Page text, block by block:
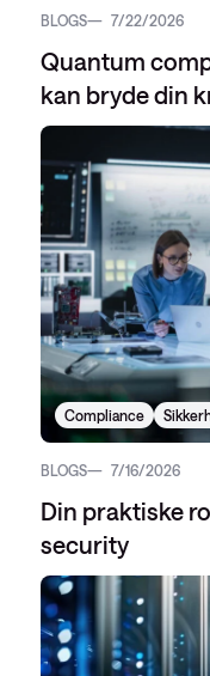
BLOGS 7/22/2026
Quantum
kan bryde din
Compliance
BLOGS 7/16/2026
Din praktiske
security